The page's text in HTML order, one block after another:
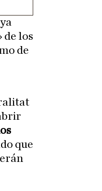
de los
de
que